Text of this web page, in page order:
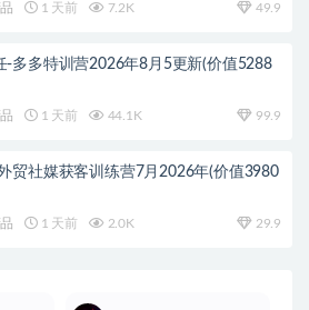
1 天前 7.2K 49.9
-多多特训营2026年8月5更新(价值5288
1 天前 44.1K 99.9
贸社媒获客训练营7月2026年(价值3980
1 天前 2.0K 29.9